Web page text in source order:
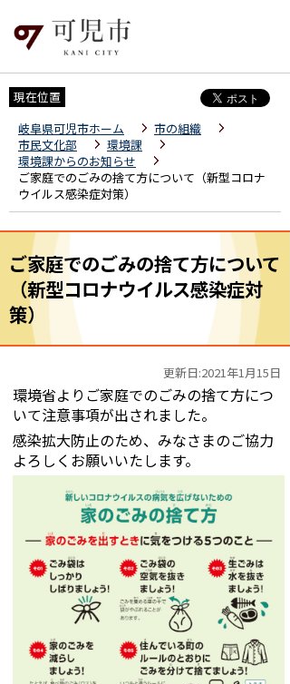
現在位置
岐阜県可児市ホーム
市の組織
市民文化部
環境課
環境課からのお知らせ
ご家庭でのごみの捨て方について（新型コロナ
ウイルス感染症対策）
ご家庭でのごみの捨て方について
（新型コロナウイルス感染症対
策）
更新日:2021年1月15日
環境省よりご家庭でのごみの捨て方につ
いて注意事項が出されました。
感染拡大防止のため、みなさまのご協力
よろしくお願いいたします。